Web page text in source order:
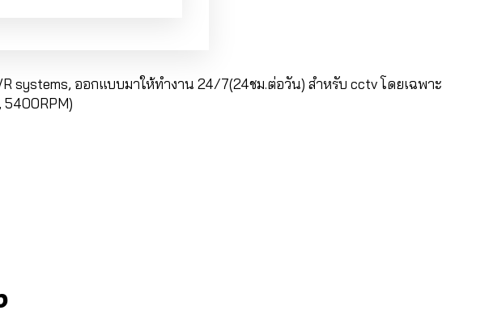
systems, ออกแบบมาให้ทำงาน 24/7(24ชม.ต่อวัน) สำหรับ cctv โดยเฉพาะ
5400RPM)